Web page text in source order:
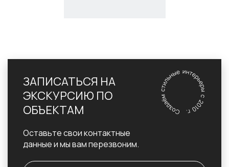
ЗАПИСАТЬСЯ НА
ЭКСКУРСИЮ ПО
ОБЪЕКТАМ
Оставьте свои контактные
данные и мы вам перезвоним.